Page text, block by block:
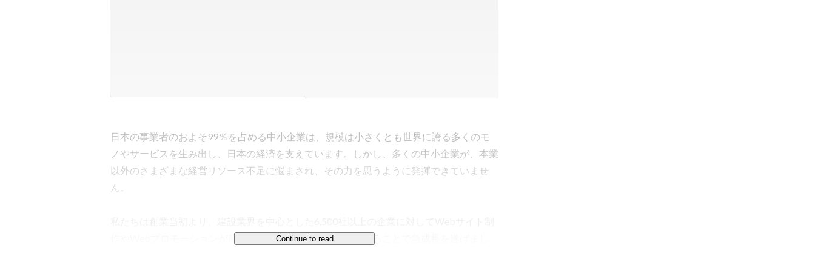
日本の事業者のおよそ99％を占める中小企業は、規模は小さくとも世界に誇る多くのモ
ノやサービスを生み出し、日本の経済を支えています。しかし、多くの中小企業が、本業
以外のさまざまな経営リソース不足に悩まされ、その力を思うように発揮できていませ
ん。
作やWebプロモーションが簡単にできる、"仕組み"を提供することで急成長を遂げまし
Continue to read